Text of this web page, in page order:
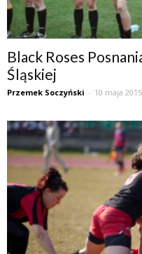
Black Roses
Śląskiej
Przemek Soczyński - 10 maja 2015